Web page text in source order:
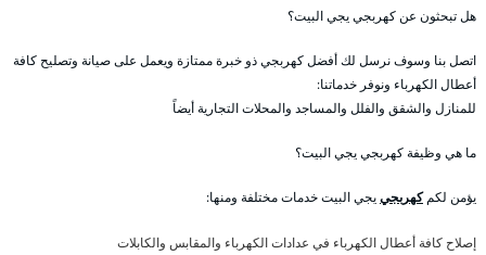
هل تبحثون عن كهربجي يجي البيت؟
اتصل بنا وسوف نرسل لك أفضل كهربجي ذو خبرة ممتازة ويعمل على صيانة وتصليح كافة
أعطال الكهرباء ونوفر خدماتنا:
للمنازل والشقق والفلل والمساجد والمحلات التجارية أيضاً
ما هي وظيفة كهربجي يجي البيت؟
يؤمن لكمكهربجييجي البيت خدمات مختلفة ومنها:
إصلاح كافة أعطال الكهرباء في عدادات الكهرباء والمقابس والكابلات